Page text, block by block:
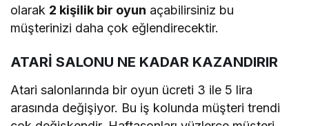
olarak 2 kişilik bir oyun açabilirsiniz bu
müşterinizi daha çok eğlendirecektir.
ATARİ SALONU NE KADAR KAZANDIRIR
Atari salonlarında bir oyun ücreti 3 ile 5 lira
arasında değişiyor. Bu iş kolunda müşteri trendi